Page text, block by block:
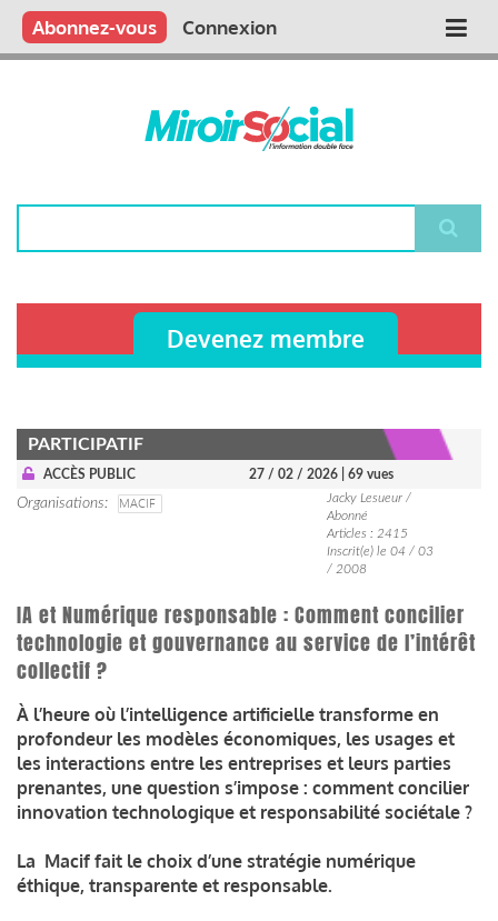
Aller
contenu
Main
Qui sommes nous ?
Vous publiez
Nous publions
Contactez-nous
Abonnez-vous Connexion
Devenez membre
PARTICIPATIF
ACCÈS PUBLIC 27 / 02 / 2026 | 69 vues
Organisations MACIF
Jacky Lesueur /
Abonné
Articles : 2415
Inscrit(e) le 04 / 03
/ 2008
IA et Numérique responsable : Comment concilier
technologie et gouvernance au service de l’intérêt
collectif ?
À l’heure où l’intelligence artificielle transforme en
profondeur les modèles économiques, les usages et
les interactions entre les entreprises et leurs parties
prenantes, une question s’impose : comment concilier
innovation technologique et responsabilité sociétale ?
La Macif fait le choix d’une stratégie numérique
éthique, transparente et responsable.